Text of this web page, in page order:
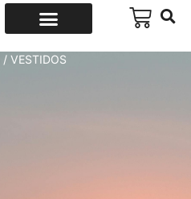
/ VESTIDOS